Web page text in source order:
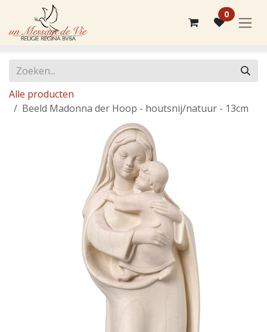
Overslaan naar inhoud
0
Alle producten
Beeld Madonna der Hoop - houtsnij/natuur - 13cm